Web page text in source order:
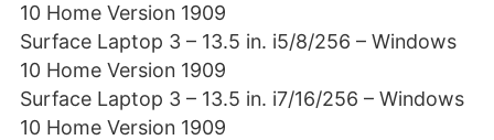
手机 系统
10 Home Version 1909
Surface Laptop 3 – 13.5 in. i5/8/256 – Windows
10 Home Version 1909
Surface Laptop 3 – 13.5 in. i7/16/256 – Windows
10 Home Version 1909